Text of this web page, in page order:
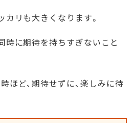
リも大きくなります。
時に期待を持ちすぎないこと
ほど、期待せずに、楽しみに待